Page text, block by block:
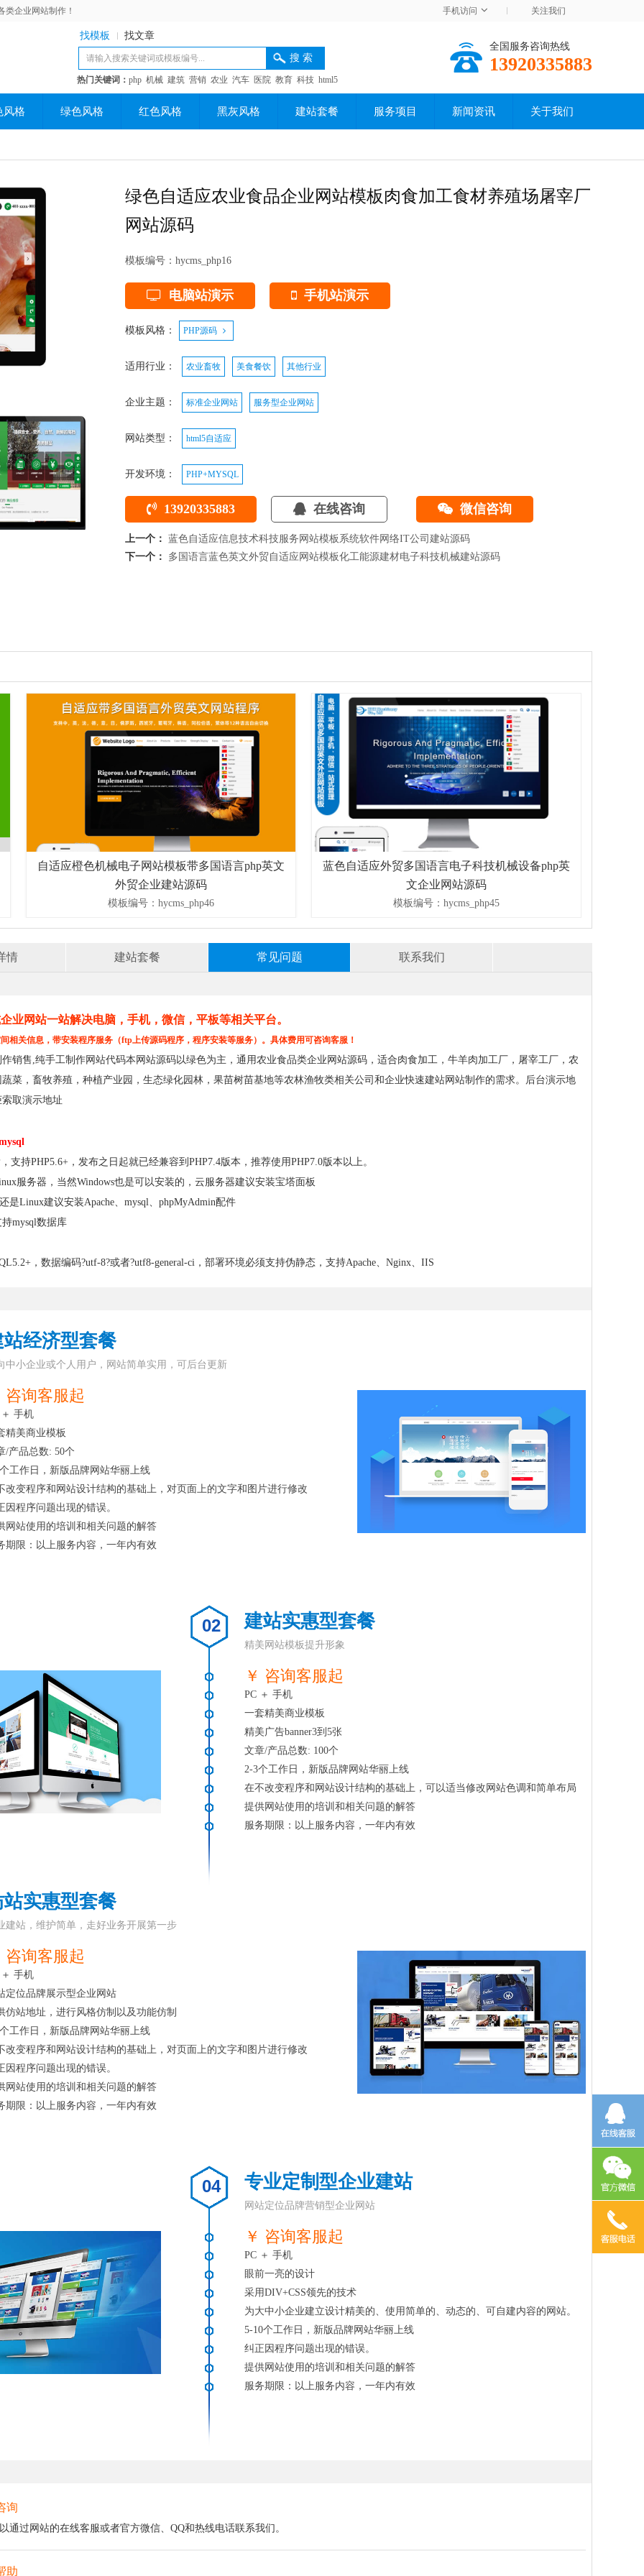
企业网站制作！ 手机访问 关注我们
找模板 找文章
热门关键词： php 机械 建筑 营销 农业 汽车 医院 教育 科技 html5
全国服务咨询热线
13920335883
风格 绿色风格 红色风格 黑灰风格 建站套餐 服务项目 新闻资讯 关于我们
绿色自适应农业食品企业网站模板肉食加工食材养殖场屠宰厂
网站源码
模板编号： hycms_php16
电脑站演示 手机站演示
模板风格： PHP源码
适用行业： 农业畜牧 美食餐饮 其他行业
企业主题： 标准企业网站 服务型企业网站
网站类型： html5自适应
开发环境： PHP+MYSQL
13920335883 在线咨询 微信咨询
上一个： 蓝色自适应信息技术科技服务网站模板系统软件网络IT公司建站源码
下一个：
多国语言蓝色英文外贸自适应网站模板化工能源建材电子科技机械建站源码
机械设备php英
绿色自适应学校网站模板大学专科院校中小学免授
模板编号：hycms_php44
蓝色自适应商会协会联合会带证书查询php源
模板编号：hycms_php43
情 建站套餐 常见问题 联系我们
业网站一站解决电脑，手机，微信，平板等相关平台。
相关信息，带安装程序服务（ftp上传源码程序，程序安装等服务）。具体费用可咨询客服！
销售,纯手工制作网站代码本网站源码以绿色为主，通用农业食品类企业网站源码，适合肉食加工，牛羊肉加工厂，屠宰工厂，农
菜，畜牧养殖，种植产业园，生态绿化园林，果苗树苗基地等农林渔牧类相关公司和企业快速建站网站制作的需求。后台演示地
取演示地址
支持PHP5.6+，发布之日起就已经兼容到PHP7.4版本，推荐使用PHP7.0版本以上。
服务器，当然Windows也是可以安装的，云服务器建议安装宝塔面板
是Linux建议安装Apache、mysql、phpMyAdmin配件
mysql数据库
，数据编码?utf-8?或者?utf8-general-ci，部署环境必须支持伪静态，支持Apache、Nginx、IIS
站经济型套餐
中小企业或个人用户，网站简单实用，可后台更新
咨询客服起
＋ 手机
精美商业模板
/产品总数: 50个
工作日，新版品牌网站华丽上线
改变程序和网站设计结构的基础上，对页面上的文字和图片进行修改
因程序问题出现的错误。
网站使用的培训和相关问题的解答
期限：以上服务内容，一年内有效
02 建站实惠型套餐
精美网站模板提升形象
￥ 咨询客服起
PC ＋ 手机
一套精美商业模板
精美广告banner3到5张
文章/产品总数: 100个
2-3个工作日，新版品牌网站华丽上线
在不改变程序和网站设计结构的基础上，可以适当修改网站色调和简单布局
提供网站使用的培训和相关问题的解答
服务期限：以上服务内容，一年内有效
站实惠型套餐
建站，维护简单，走好业务开展第一步
咨询客服起
＋ 手机
定位品牌展示型企业网站
仿站地址，进行风格仿制以及功能仿制
工作日，新版品牌网站华丽上线
改变程序和网站设计结构的基础上，对页面上的文字和图片进行修改
因程序问题出现的错误。
网站使用的培训和相关问题的解答
期限：以上服务内容，一年内有效
04 专业定制型企业建站
网站定位品牌营销型企业网站
￥ 咨询客服起
PC ＋ 手机
眼前一亮的设计
采用DIV+CSS领先的技术
为大中小企业建立设计精美的、使用简单的、动态的、可自建内容的网站。
5-10个工作日，新版品牌网站华丽上线
纠正因程序问题出现的错误。
提供网站使用的培训和相关问题的解答
服务期限：以上服务内容，一年内有效
询
通过网站的在线客服或者官方微信、QQ和热线电话联系我们。
助